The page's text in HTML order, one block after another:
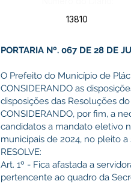
13810
PORTARIA Nº. 067 DE 28 DE
O Prefeito do Município de
CONSIDERANDO as
disposições das Resoluções
CONSIDERANDO, por fim, a
candidatos a mandato eletivo
municipais de 2024, no pleito
RESOLVE:
Art. 1º - Fica afastada a
pertencente ao quadro da